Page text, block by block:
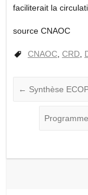
faciliterait la
source CNAOC
CNAOC, CRD,
← Synthèse